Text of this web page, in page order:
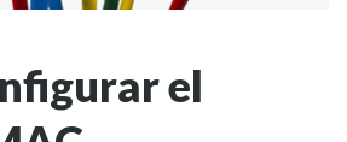
el